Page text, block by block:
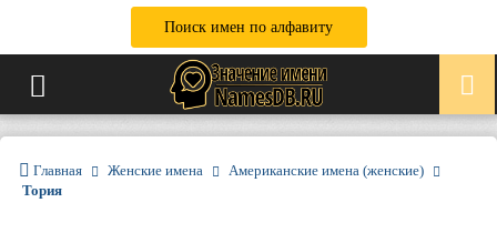
Поиск имен по алфавиту
Главная Женские имена
Американские имена (женские)
Тория